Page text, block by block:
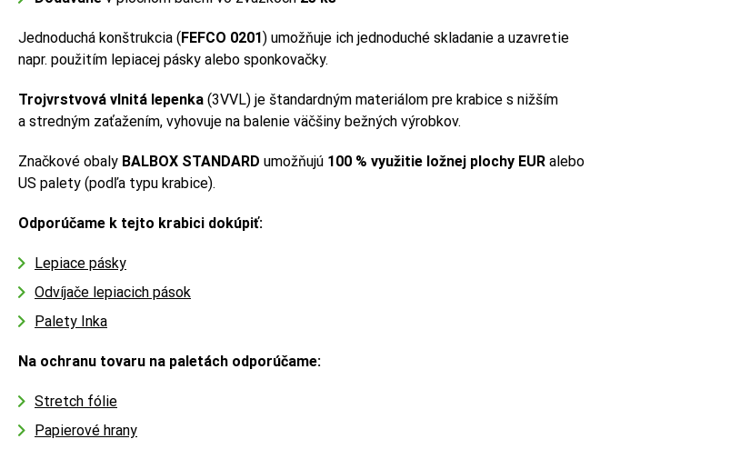
Jednoduchá konštrukcia (FEFCO 0201) umožňuje ich jednoduché skladanie a uzavretie
napr. použitím lepiacej pásky alebo sponkovačky.
Trojvrstvová vlnitá lepenka (3VVL) je štandardným materiálom pre krabice s nižším
a stredným zaťažením, vyhovuje na balenie väčšiny bežných výrobkov.
Značkové obaly BALBOX STANDARD umožňujú 100 % využitie ložnej plochy EUR alebo
US palety (podľa typu krabice).
Odporúčame k tejto krabici dokúpiť:
Lepiace pásky
Odvíjače lepiacich pások
Palety Inka
Na ochranu tovaru na paletách odporúčame:
Stretch fólie
Papierové hrany